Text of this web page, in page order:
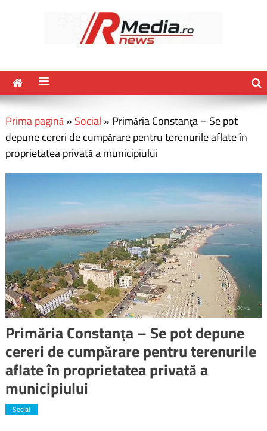
Prima pagină» Social » Primăria Constanţa – Se pot
depune cereri de cumpărare pentru terenurile aflate în
proprietatea privată a municipiului
Primăria Constanţa – Se pot depune
cereri de cumpărare pentru terenurile
aflate în proprietatea privată a
municipiului
Social